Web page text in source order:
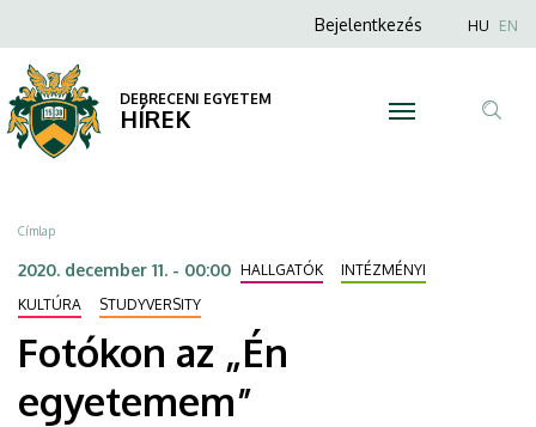
az
„Én
egyetemem”
DEBRECENI
EGYETEM
a
tartalomra
Anonim
menüje
Bejelentkezés HU EN
DEBRECENI EGYETEM
HÍREK
Morzsa
Címlap
2020. december 11. - 00:00 HALLGATÓK
INTÉZMÉNYI
KULTÚRA
STUDYVERSITY
Fotókon az „Én
egyetemem”